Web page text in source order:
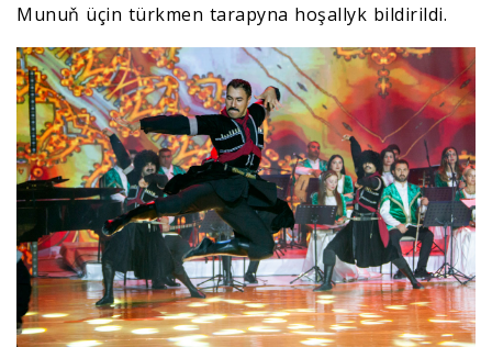
Munuň üçin türkmen tarapyna hoşallyk bildirildi.